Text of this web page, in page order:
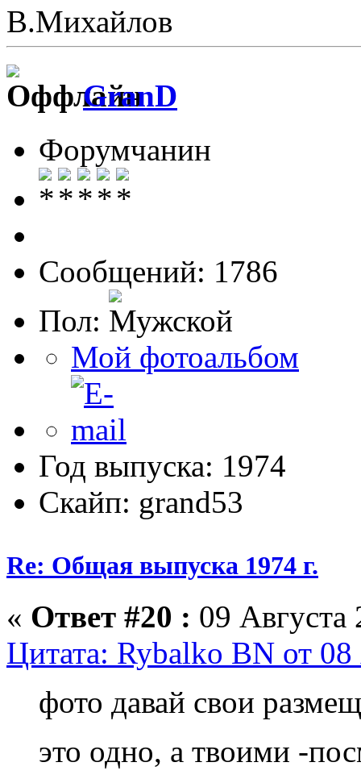
В.Михайлов
GranD
Форумчанин
Сообщений: 1786
Пол:
Мой фотоальбом
Год выпуска: 1974
Скайп: grand53
Re: Общая выпуска 1974 г.
« Ответ #20 : 09 Августа
Цитата: Rybalko BN от
фото давай свои
это одно, а твоими -